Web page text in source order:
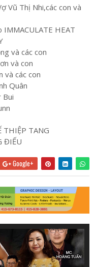
Vũ Thị Nhi,các con và
HEAT
và các con
và con
và các con
Quân
Bui
THIỆP TANG
ĐIẾU
Google+